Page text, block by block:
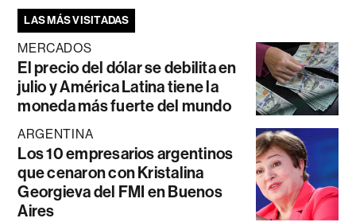
LAS MÁS VISITADAS
MERCADOS
El precio del dólar se debilita en
julio y América Latina tiene la
moneda más fuerte del mundo
ARGENTINA
Los 10 empresarios argentinos
que cenaron con Kristalina
Georgieva del FMI en Buenos
Aires